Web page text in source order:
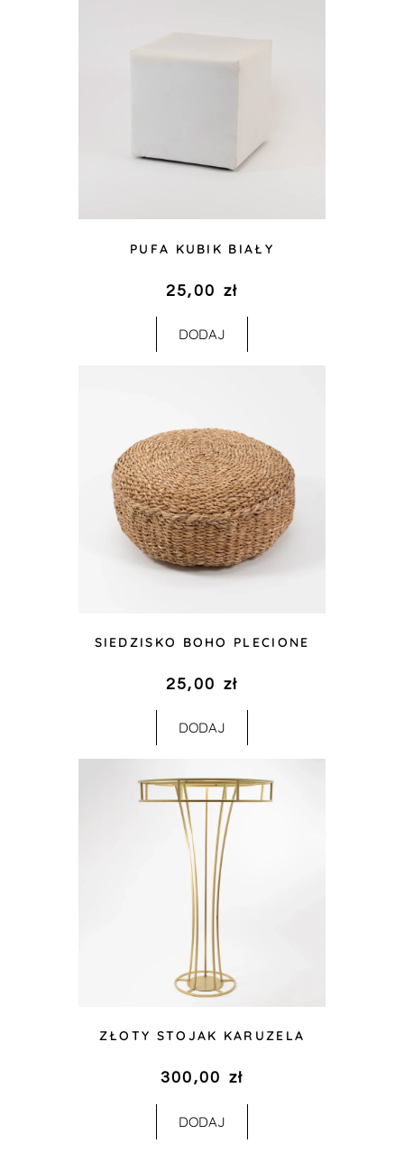
PUFA KUBIK BIAŁY
25,00 zł
DODAJ
SIEDZISKO BOHO PLECIONE
25,00 zł
DODAJ
ZŁOTY STOJAK KARUZELA
300,00 zł
DODAJ